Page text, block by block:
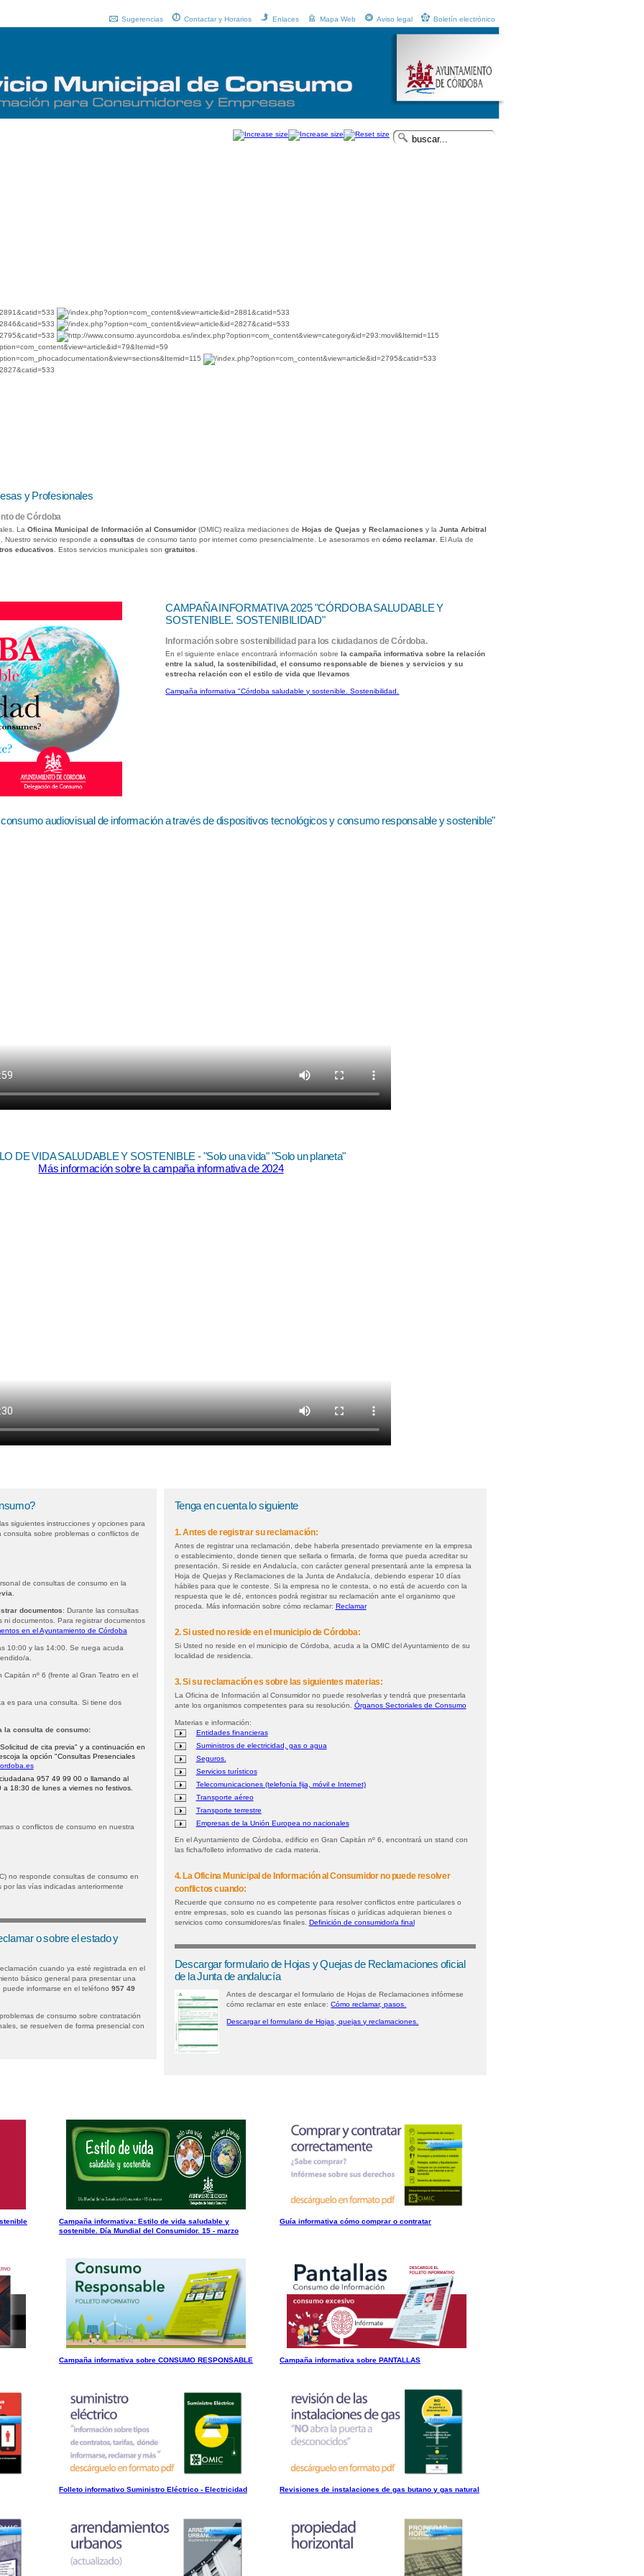
Boletín electrónico
Aviso legal
Mapa Web
Enlaces
Contactar y Horarios
Sugerencias
y Profesionales
de Córdoba
La Oficina Municipal de Información al Consumidor(OMIC) realiza mediaciones de Hojas de Quejas y Reclamaciones y la Junta Arbitral
. Nuestro servicio responde a consultas de consumo tanto por internet como presencialmente. Le asesoramos en cómo reclamar. El Aula de
educativos . Estos servicios municipales son gratuitos
CAMPAÑA INFORMATIVA 2025 "CÓRDOBA SALUDABLE Y
SOSTENIBLE. SOSTENIBILIDAD"
Información sobre sostenibilidad para los ciudadanos de Córdoba.
En el siguiente enlace encontrará información sobrela campaña informativa sobre la relación
entre la salud, la sostenibilidad, el consumo responsable de bienes y servicios y su
estrecha relación con el estilo de vida que llevamos
Campaña informativa "Córdoba saludable y sostenible. Sostenibilidad.
audiovisual de información a través de dispositivos tecnológicos y consumo responsable y sostenible"
DE VIDA SALUDABLE Y SOSTENIBLE - "Solo una vida" "Solo un planeta"
Más información sobre la campaña informativa de 2024
siguientes instrucciones y opciones para
consulta sobre problemas o conflictos de
de consultas de consumo en la
documentos: Durante las consultas
ni documentos. Para registrar documentos
en el Ayuntamiento de Córdoba
10:00 y las 14:00. Se ruega acuda
a.
nº 6 (frente al Gran Teatro en el
es para una consulta. Si tiene dos
la consulta de consumo:
de cita previa" y a continuación en
la opción "Consultas Presenciales
957 49 99 00 o llamando al
18:30 de lunes a viernes no festivos.
o conflictos de consumo en nuestra
no responde consultas de consumo en
las vías indicadas anteriormente
o sobre el estado y
cuando ya esté registrada en el
básico general para presentar una
informarse en el teléfono 957 49
de consumo sobre contratación
se resuelven de forma presencial con
Tenga en cuenta lo siguiente
1. Antes de registrar su reclamación:
Antes de registrar una reclamación, debe haberla presentado previamente en la empresa
o establecimiento, donde tienen que sellarla o firmarla, de forma que pueda acreditar su
presentación. Si reside en Andalucía, con carácter general presentará ante la empresa la
Hoja de Quejas y Reclamaciones de la Junta de Andalucía, debiendo esperar 10 días
hábiles para que le conteste. Si la empresa no le contesta, o no está de acuerdo con la
respuesta que le dé, entonces podrá registrar su reclamación ante el organismo que
proceda. Más información sobre cómo reclamar: Reclamar
2. Si usted no reside en el municipio de Córdoba:
Si Usted no reside en el municipio de Córdoba, acuda a la OMIC del Ayuntamiento de su
localidad de residencia.
3. Si su reclamación es sobre las siguientes materias:
La Oficina de Información al Consumidor no puede resolverlas y tendrá que presentarla
ante los organismos competentes para su resolución. Órganos Sectoriales de Consumo
Materias e información:
Entidades financieras
Suministros de electricidad, gas o agua
Seguros.
Servicios turísticos
Telecomunicaciones (telefonía fija, móvil e Internet)
Transporte aéreo
Transporte terrestre
Empresas de la Unión Europea no nacionales
En el Ayuntamiento de Córdoba, edificio en Gran Capitán nº 6, encontrará un stand con
las ficha/folleto informativo de cada materia.
4. La Oficina Municipal de Información al Consumidor no puede resolver
conflictos cuando:
Recuerde que consumo no es competente para resolver conflictos entre particulares o
entre empresas, solo es cuando las personas físicas o jurídicas adquieran bienes o
servicios como consumidores/as finales. Definición de consumidor/a final
Descargar formulario de Hojas y Quejas de Reclamaciones oficial
de la Junta de andalucía
Antes de descargar el formulario de Hojas de Reclamaciones infórmese
cómo reclamar en este enlace:Cómo reclamar, pasos.
Descargar el formulario de Hojas, quejas y reclamaciones.
Campaña informativa: Estilo de vida saludable y
sostenible. Día Mundial del Consumidor. 15 - marzo
Guía informativa cómo comprar o contratar
Campaña informativa sobre CONSUMO RESPONSABLE Campaña informativa sobre PANTALLAS
Folleto informativo Suministro Eléctrico - Electricidad Revisiones de instalaciones de gas butano y gas natural